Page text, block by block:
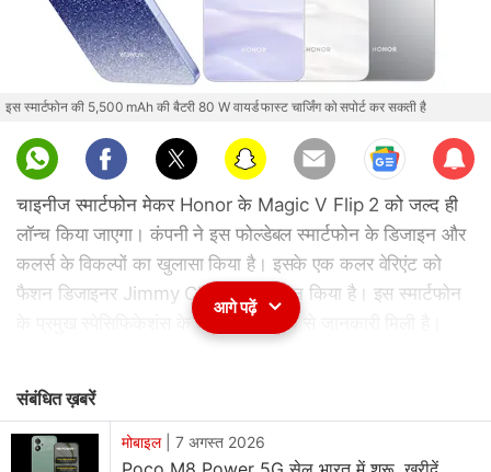
इस स्मार्टफोन की 5,500 mAh की बैटरी 80 W वायर्ड फास्ट चार्जिंग को सपोर्ट कर सकती है
Sub
scri
be
चाइनीज स्मार्टफोन मेकर Honor के Magic V Flip 2 को जल्द ही
लॉन्च किया जाएगा। कंपनी ने इस फोल्डेबल स्मार्टफोन के डिजाइन और
कलर्स के विकल्पों का खुलासा किया है। इसके एक कलर वेरिएंट को
फैशन डिजाइनर Jimmy Choo ने डिजाइन किया है। इस स्मार्टफोन
के प्रमुख स्पेसिफिकेशंस के बारे में कुछ लीक से जानकारी मिली है।
कि Magic V Flip 2 को 21 अगस्त को चीन में लॉन्च किया जाएगा।
इस स्मार्टफोन के लिए कंपनी की वेबसाइट और कुछ ई-कॉमर्स प्लेटफॉर्म्स
के जरिए प्री-रिजर्वेशन लिए जा रहे हैं। Honor की वेबसाइट पर इसकी
आगे पढ़ें
संबंधित ख़बरें
मोबाइल| 7 अगस्त 2026